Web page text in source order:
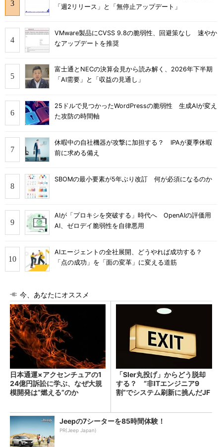
「週2リリース」と「無停止アップデート」
VMware製品にCVSS 9.8の脆弱性、回避策なし 速やか
なアップデートを推奨
富士通とNECの決算会見から読み解く、2026年下半期
「AI需要」と「収益の見通し」
25ドルで見つかったWordPressの脆弱性 生成AIが変え
た攻防の時間軸
休暇中の自社機器が攻撃に加担する？ IPAが夏季休暇
前に求める備え
SBOMの最小要素が5年ぶり改訂 何が必須になるのか
AIが「プロキシを突破する」時代へ OpenAIの評価用
AI、ゼロデイ脆弱性を自律悪用
AIエージェントの全社展開、どうやれば成功する？
「点の成功」を「面の変革」に変える道筋
今、あなたにオススメ
日本通運×アクセンチュアの1
24億円訴訟に学ぶ、なぜ大規
模開発は“燃える”のか
「SIer丸投げ」からどう脱却
する？ “非ITエンジニア9
割”でシステム刷新に挑んだJF
Jeepの7シーターを85時間体験！
PR(Jeep Japan)